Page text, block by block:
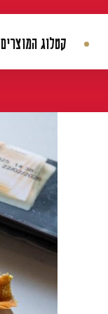
קטלוג המוצרים